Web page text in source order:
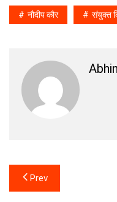
नौदीप कौर संयुक्त
Post
navigation
Prev